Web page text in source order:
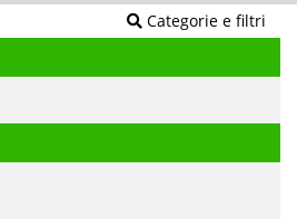
Categorie e filtri